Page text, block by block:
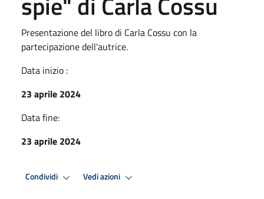
Presentazione del libro di Carla Cossu con la
partecipazione dell'autrice.
Data inizio :
23 aprile 2024
Data fine:
23 aprile 2024
Condividi Vedi azioni